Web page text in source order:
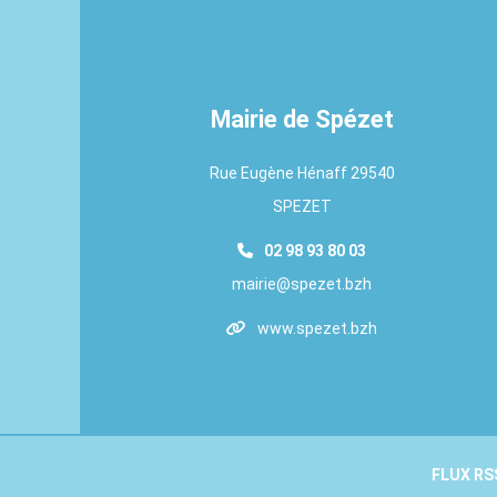
Mairie de Spézet
Rue Eugène Hénaff 29540
SPEZET
02 98 93 80 03
mairie@spezet.bzh
www.spezet.bzh
FLUX